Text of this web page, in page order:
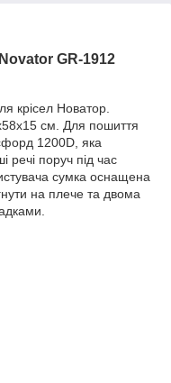
GR-1912
крісел Новатор.
см. Для пошиття
1200D, яка
речі поруч під час
сумка оснащена
на плече та двома